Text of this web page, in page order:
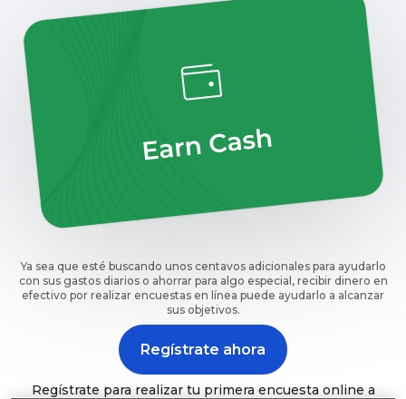
Ya sea que esté buscando unos centavos adicionales para ayudarlo
con sus gastos diarios o ahorrar para algo especial, recibir dinero en
efectivo por realizar encuestas en línea puede ayudarlo a alcanzar
sus objetivos.
Regístrate ahora
Regístrate para realizar tu primera encuesta online a